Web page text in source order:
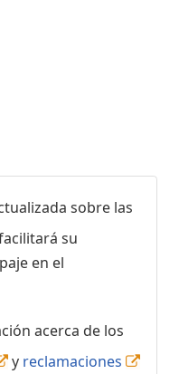
sobre las
su
en el
acerca de los
y reclamaciones